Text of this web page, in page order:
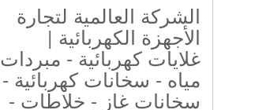
الشركة العالمية لتجارة
الأجهزة الكهربائية |
غلايات كهربائية - مبردات
مياه - سخانات كهربائية -
سخانات غاز - خلاطات -